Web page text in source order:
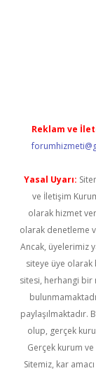
Reklam ve
Yasal Uyarı:
ve İletişim
olarak hizmet
olarak denetleme
Ancak, üyelerimiz
siteye üye olarak
sitesi, herhangi bir
paylaşılmaktadır.
olup, gerçek
Gerçek kurum
Sitemiz, kar